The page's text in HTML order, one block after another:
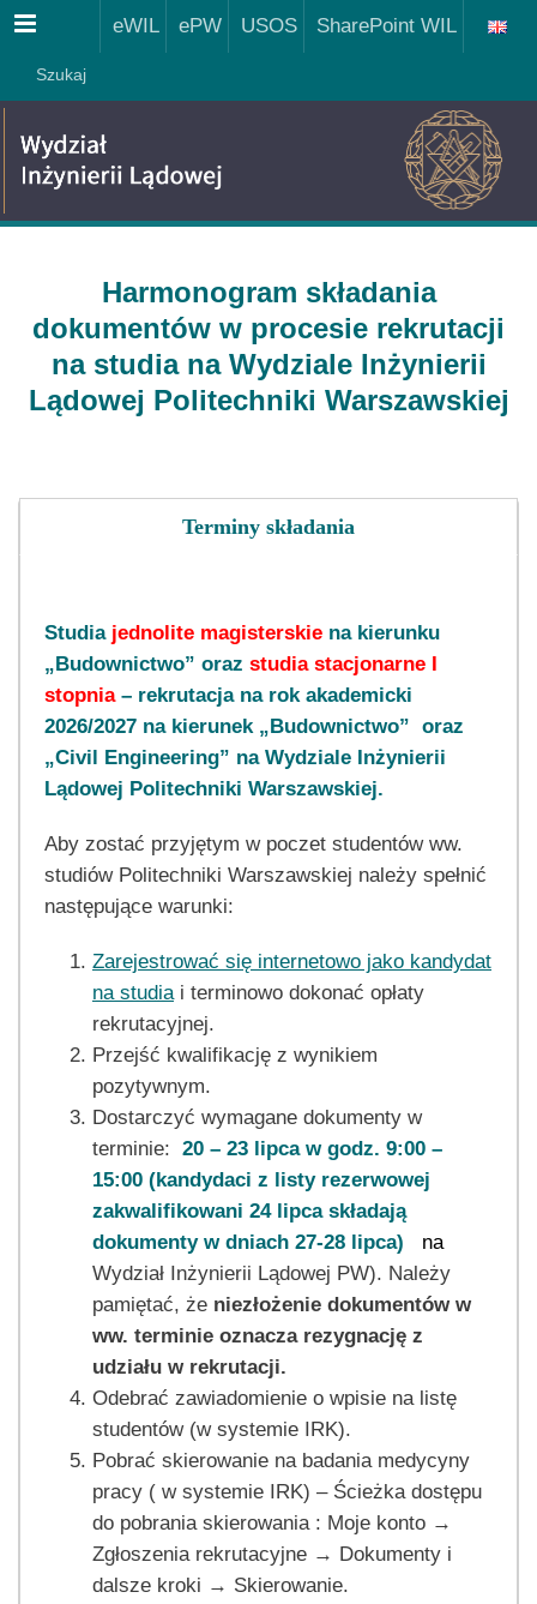
eWIL ePW USOS SharePoint WIL
Menu
Szukaj
Harmonogram składania
dokumentów w procesie rekrutacji
na studia na Wydziale Inżynierii
Lądowej Politechniki Warszawskiej
Terminy składania
Studiajednolite magisterskie na kierunku
„Budownictwo” oraz studia stacjonarne I
stopnia– rekrutacja na rok akademicki
2026/2027 na kierunek „Budownictwo” oraz
„Civil Engineering” na Wydziale Inżynierii
Lądowej Politechniki Warszawskiej.
Aby zostać przyjętym w poczet studentów ww.
studiów Politechniki Warszawskiej należy spełnić
następujące warunki:
Zarejestrować się internetowo jako kandydat
na studiai terminowo dokonać opłaty
rekrutacyjnej.
Przejść kwalifikację z wynikiem
pozytywnym.
Dostarczyć wymagane dokumenty w
terminie: 20 – 23 lipca w godz. 9:00 –
15:00 (kandydaci z listy rezerwowej
zakwalifikowani 24 lipca składają
dokumenty w dniach 27-28 lipca)
na
Wydział Inżynierii Lądowej PW). Należy
pamiętać, że niezłożenie dokumentów w
ww. terminie oznacza rezygnację z
udziału w rekrutacji.
Odebrać zawiadomienie o wpisie na listę
studentów (w systemie IRK).
Pobrać skierowanie na badania medycyny
pracy ( w systemie IRK) – Ścieżka dostępu
do pobrania skierowania : Moje konto →
Zgłoszenia rekrutacyjne → Dokumenty i
dalsze kroki → Skierowanie.